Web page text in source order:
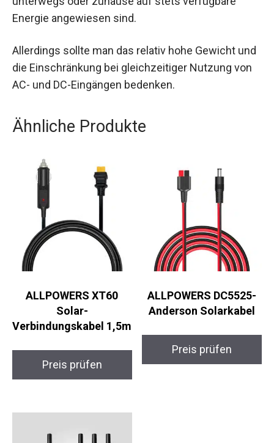
Energie angewiesen sind.
Allerdings sollte man das relativ hohe Gewicht und
die Einschränkung bei gleichzeitiger Nutzung von
AC- und DC-Eingängen bedenken.
Ähnliche Produkte
ALLPOWERS XT60
Solar-
Verbindungskabel 1,5m
Preis prüfen
ALLPOWERS DC5525-
Anderson Solarkabel
Preis prüfen